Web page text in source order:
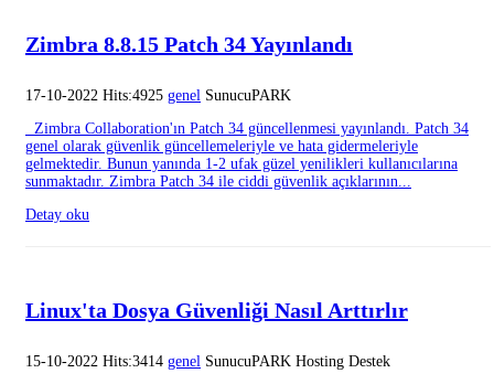
Zimbra 8.8.15 Patch 34 Yayınlandı
17-10-2022 Hits:4925 genel SunucuPARK
Zimbra Collaboration'ın Patch 34 güncellenmesi yayınlandı. Patch 34
genel olarak güvenlik güncellemeleriyle ve hata gidermeleriyle
gelmektedir. Bunun yanında 1-2 ufak güzel yenilikleri kullanıcılarına
sunmaktadır. Zimbra Patch 34 ile ciddi güvenlik açıklarının...
Detay oku
Linux'ta Dosya Güvenliği Nasıl Arttırlır
15-10-2022 Hits:3414 genel SunucuPARK Hosting Destek